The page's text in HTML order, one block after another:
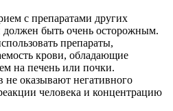
с препаратами других
должен быть очень осторожным.
препараты,
крови, обладающие
на печень или почки.
не оказывают негативного
человека и концентрацию